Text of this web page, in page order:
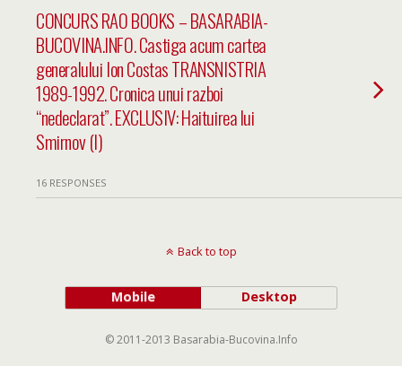
CONCURS RAO BOOKS – BASARABIA-
BUCOVINA.INFO. Castiga acum cartea
generalului Ion Costas TRANSNISTRIA
1989-1992. Cronica unui razboi
“nedeclarat”. EXCLUSIV: Haituirea lui
Smirnov (I)
16 RESPONSES
Back to top
Mobile Desktop
© 2011-2013 Basarabia-Bucovina.Info